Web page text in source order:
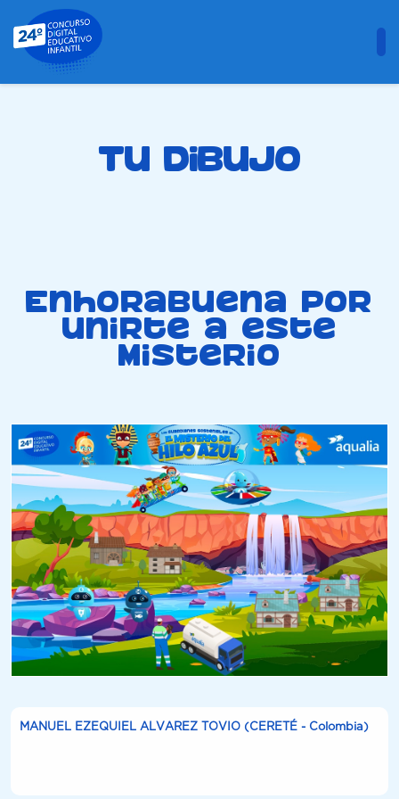
Tu dibujo
Enhorabuena por
unirte a este
misterio
MANUEL EZEQUIEL ALVAREZ TOVIO (CERETÉ - Colombia)